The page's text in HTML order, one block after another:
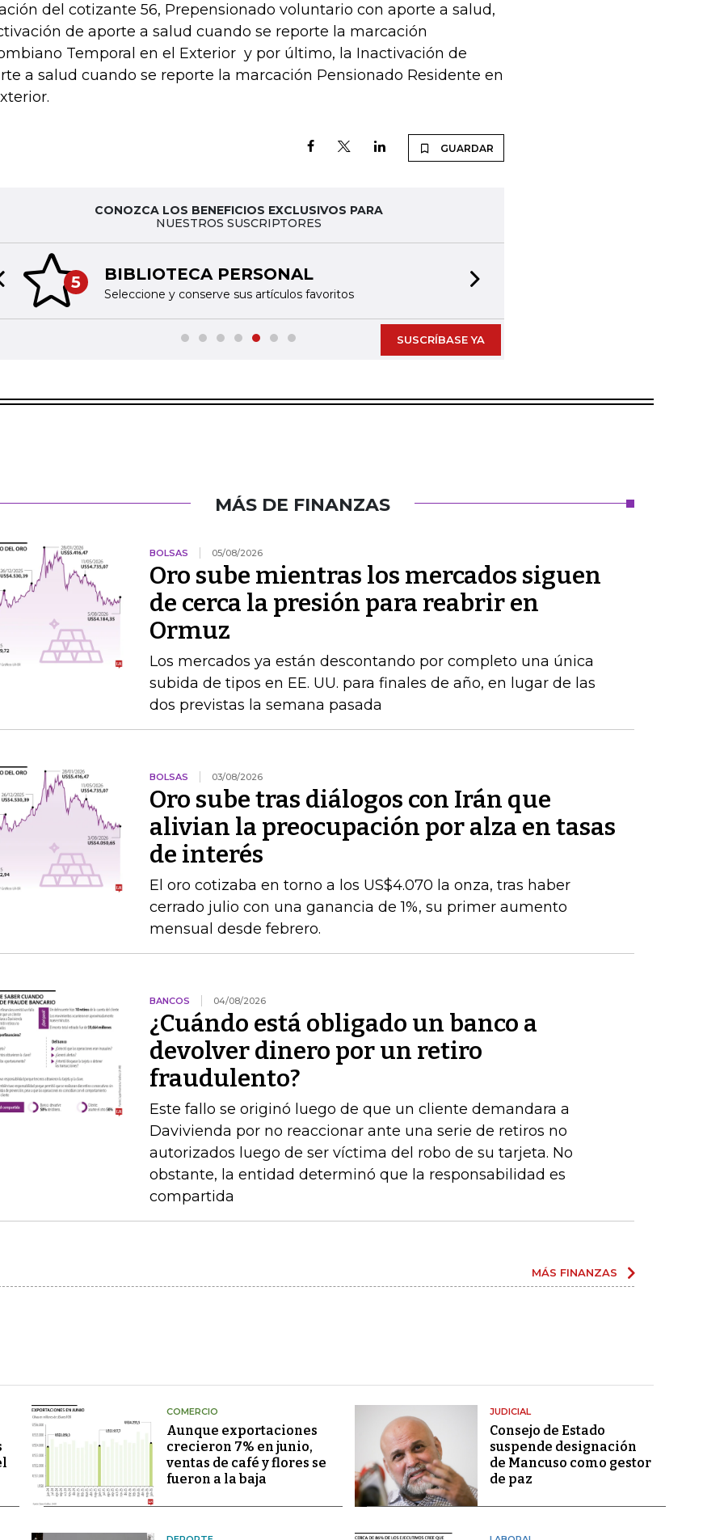
del cotizante 56, Prepensionado voluntario con aporte a salud,
de aporte a salud cuando se reporte la marcación
Temporal en el Exterior y por último, la Inactivación de
a salud cuando se reporte la marcación Pensionado Residente en
GUARDAR
CONOZCA LOS BENEFICIOS EXCLUSIVOS PARA
NUESTROS SUSCRIPTORES
5 BIBLIOTECA PERSONAL
Seleccione y conserve sus artículos favoritos
slide
SUSCRÍBASE YA
MÁS DE FINANZAS
BOLSAS 05/08/2026
Oro sube mientras los mercados siguen
de cerca la presión para reabrir en
Ormuz
Los mercados ya están descontando por completo una única
subida de tipos en EE. UU. para finales de año, en lugar de las
dos previstas la semana pasada
BOLSAS 03/08/2026
Oro sube tras diálogos con Irán que
alivian la preocupación por alza en tasas
de interés
El oro cotizaba en torno a los US$4.070 la onza, tras haber
cerrado julio con una ganancia de 1%, su primer aumento
mensual desde febrero.
BANCOS 04/08/2026
¿Cuándo está obligado un banco a
devolver dinero por un retiro
fraudulento?
Este fallo se originó luego de que un cliente demandara a
Davivienda por no reaccionar ante una serie de retiros no
autorizados luego de ser víctima del robo de su tarjeta. No
obstante, la entidad determinó que la responsabilidad es
compartida
MÁS FINANZAS
COMERCIO
Aunque exportaciones
crecieron 7% en junio,
ventas de café y flores se
fueron a la baja
JUDICIAL
Consejo de Estado
suspende designación
de Mancuso como gestor
de paz